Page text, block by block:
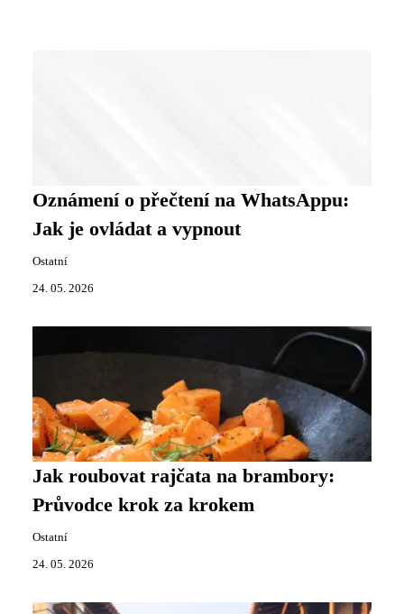
Oznámení o přečtení na WhatsAppu:
Jak je ovládat a vypnout
Ostatní
24. 05. 2026
Jak roubovat rajčata na brambory:
Průvodce krok za krokem
Ostatní
24. 05. 2026